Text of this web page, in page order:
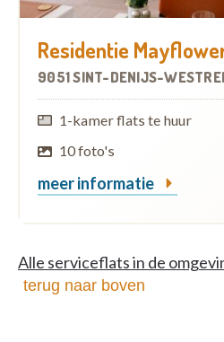
Residentie
9051 SINT-DENIJS-
1-kamer flats te huur
10 foto's
meer informatie
Alle serviceflats in de
terug naar boven